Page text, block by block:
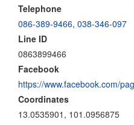
Telephone
086-389-9466, 038-346-097
Line ID
0863899466
Facebook
https://www.facebook.com/
Coordinates
13.0535901, 101.0956875